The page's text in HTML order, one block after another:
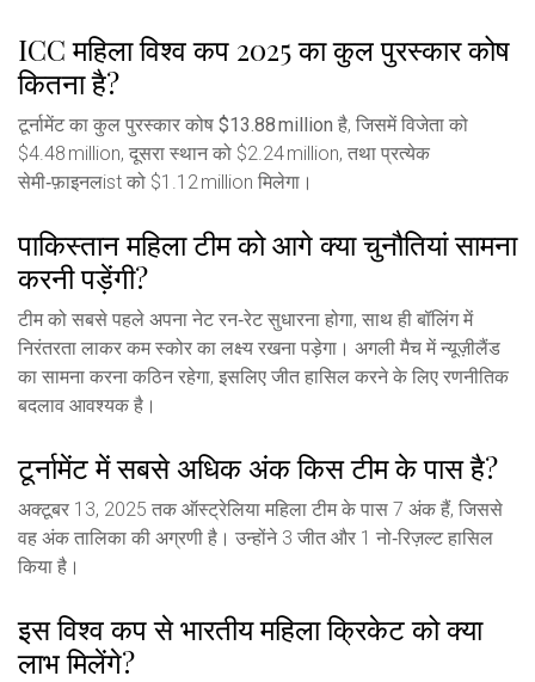
ICC महिला विश्व कप 2025 का कुल पुरस्कार कोष
कितना है?
टूर्नामेंट का कुल पुरस्कार कोष $13.88 million है, जिसमें विजेता को
$4.48 million, दूसरा स्थान को $2.24 million, तथा प्रत्येक
सेमी‑फ़ाइनलist को $1.12 million मिलेगा।
पाकिस्तान महिला टीम को आगे क्या चुनौतियां सामना
करनी पड़ेंगी?
टीम को सबसे पहले अपना नेट रन‑रेट सुधारना होगा, साथ ही बॉलिंग में
निरंतरता लाकर कम स्कोर का लक्ष्य रखना पड़ेगा। अगली मैच में न्यूज़ीलैंड
का सामना करना कठिन रहेगा, इसलिए जीत हासिल करने के लिए रणनीतिक
बदलाव आवश्यक है।
टूर्नामेंट में सबसे अधिक अंक किस टीम के पास है?
अक्टूबर 13, 2025 तक ऑस्ट्रेलिया महिला टीम के पास 7 अंक हैं, जिससे
वह अंक तालिका की अग्रणी है। उन्होंने 3 जीत और 1 नो‑रिज़ल्ट हासिल
किया है।
इस विश्व कप से भारतीय महिला क्रिकेट को क्या
लाभ मिलेंगे?